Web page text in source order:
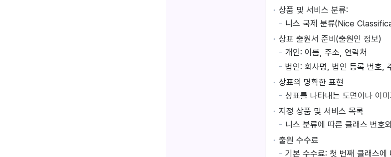
상품 및 서비스 분류:
니스 국제 분류(Nice
상표 출원서 준비(출원인 정보)
개인: 이름, 주소, 연락처
법인: 회사명, 법인 등록 번호,
상표의 명확한 표현
상표를 나타내는 도면이나 이
지정 상품 및 서비스 목록
니스 분류에 따른 클래스 번호
출원 수수료
기본 수수료: 첫 번째 클래스